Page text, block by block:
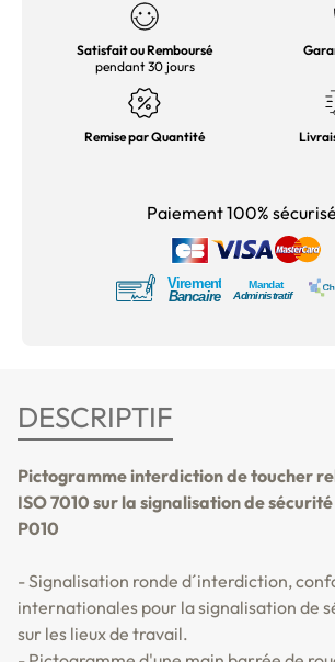
Satisfait ou Remboursé
pendant 30 jours
Remise par Quantité
Paiement 100%
DESCRIPTIF
Pictogramme interdiction de toucher
ISO 7010 sur la signalisation de
P010
- Signalisation ronde d´interdiction,
internationales pour la signalisation de
sur les lieux de travail.